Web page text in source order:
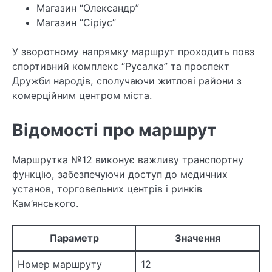
Магазин “Олександр”
Магазин “Сіріус”
У зворотному напрямку маршрут проходить повз
спортивний комплекс “Русалка” та проспект
Дружби народів, сполучаючи житлові райони з
комерційним центром міста.
Відомості про маршрут
Маршрутка №12 виконує важливу транспортну
функцію, забезпечуючи доступ до медичних
установ, торговельних центрів і ринків
Кам’янського.
Параметр Значення
Номер маршруту 12